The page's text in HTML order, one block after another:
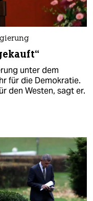
unter dem
für die Demokratie.
den Westen, sagt er.